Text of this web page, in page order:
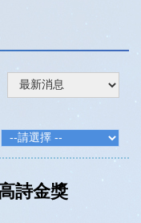
詩金獎